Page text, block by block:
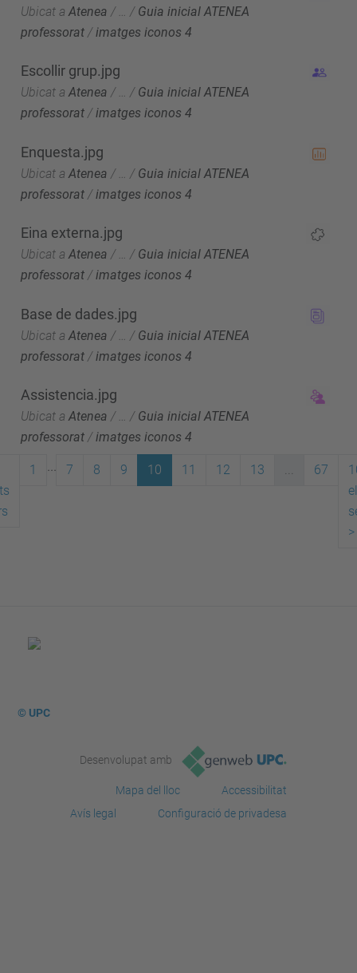
Ubicat a Atenea / / Guia inicial ATENEA
professorat /imatges iconos 4
Escollir grup.jpg
Ubicat a Atenea / … / Guia inicial ATENEA
professorat /imatges iconos 4
Enquesta.jpg
Ubicat a Atenea / / Guia inicial ATENEA
professorat /imatges iconos 4
Eina externa.jpg
Ubicat a Atenea / … / Guia inicial ATENEA
professorat /imatges iconos 4
Base de dades.jpg
Ubicat a Atenea / / Guia inicial ATENEA
professorat /imatges iconos 4
Assistencia.jpg
Ubicat a Atenea / … / Guia inicial ATENEA
professorat /imatges iconos 4
1 7 8 9 10 11 12 13 ... 67
>
© UPC
Desenvolupat amb
Mapa del lloc
Accessibilitat
Avís legal
Configuració de privadesa